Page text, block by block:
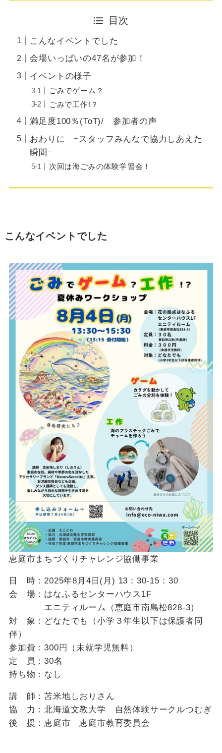
目次
こんなイベントでした
会場いっぱいの47名が参加！
イベントの様子
ごみでゲーム？
ごみで工作!？
満足度100％(ToT)/ 参加者の声
おわりに ｰスタッフみんなで協力しあえた
瞬間ｰ
次回は海ごみの体験学習会！
こんなイベントでした
恵庭市まちづくりチャレンジ協働事業
日 時：2025年8月4日(月) 13：30-15：30
会 場：はなふるセンターハウス1F
エニティルーム（恵庭市南島松828-3）
対 象：どなたでも（小学３年生以下は保護者同
伴）
参加費：300円（未就学児無料）
定 員：30名
持ち物：なし
講 師：苫米地しおりさん
協 力：北海道文教大学 自然体験サークルつむぎ
後 援：恵庭市 恵庭市教育委員会